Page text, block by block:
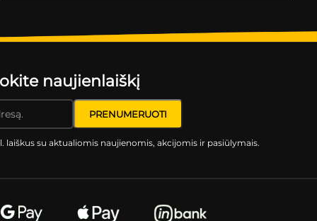
naujienlaiškį
laiškus su aktualiomis naujienomis, akcijomis ir pasiūlymais.